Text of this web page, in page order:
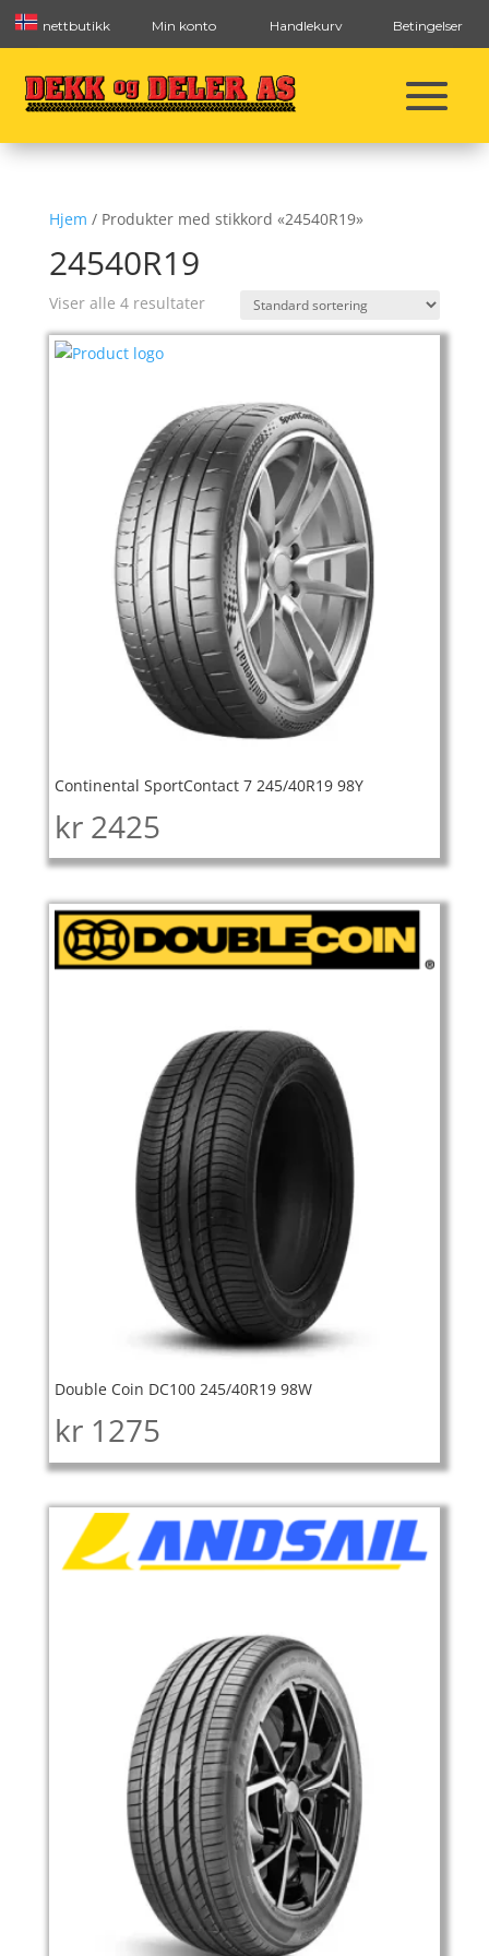
nettbutikk Min konto Handlekurv Betingelser
Hjem / Produkter med stikkord «24540R19»
24540R19
Viser alle 4 resultater
Continental SportContact 7 245/40R19 98Y
kr 2425
Double Coin DC100 245/40R19 98W
kr 1275